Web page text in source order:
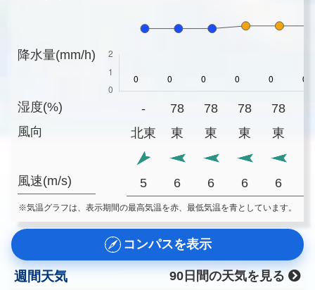
降水量(mm/h)
湿度(%)
風向
風速(m/s)
- 78 78 78 78
北東
東 東 東 東
5 6 6 6 6
※気温グラフは、表示期間の最高気温を赤、最低気温を青としています。
コンパスを表示
週間天気
90日間の天気を見る